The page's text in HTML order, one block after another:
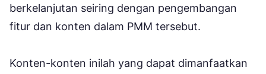
berkelanjutan seiring dengan pengembangan
fitur dan konten dalam PMM tersebut.
Konten-konten inilah yang dapat dimanfaatkan